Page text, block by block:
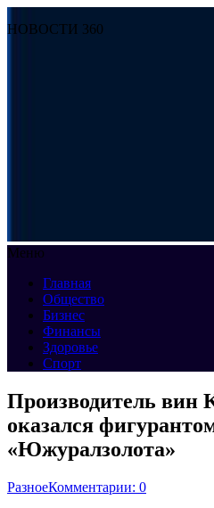
НОВОСТИ 360
Меню
Главная
Общество
Бизнес
Финансы
Здоровье
Спорт
Производитель вин
оказался
«Южуралзолота»
РазноеКомментарии: 0